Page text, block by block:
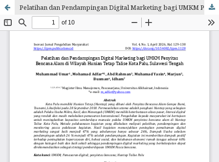
Pelatihan dan Pendampingan Digital Marketing bagi UMKM Penyitas Bencana Alam di Wilayah Hunian Tetap Talise Kota Palu, Sulawesi Tengah